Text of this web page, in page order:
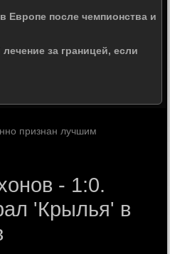
Европе после чемпионства и
за границей, если
признан лучшим
- 1:0.
'Крылья' в